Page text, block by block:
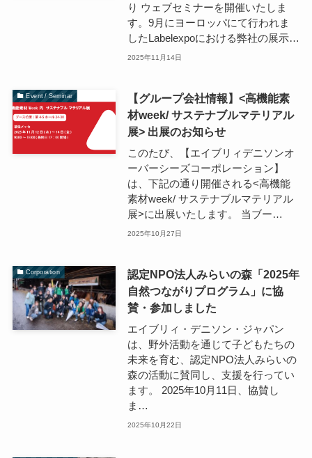
り ウェブセミナーを開催いたしま
す。9月にヨーロッパにて行われま
したLabelexpoにおける弊社の展示…
2025年11月14日
Event / Seminar
【グループ会社情報】<高機能素
材week/ サステナブルマテリアル
展> 出展のお知らせ
このたび、【エイブリィデニソンオ
ーバーシーズコーポレーション】
は、下記の通り開催される<高機能
素材week/ サステナブルマテリアル
展>に出展いたします。 当ブー…
2025年10月27日
Corporation
認定NPO法人みらいの森「2025年
自然つながりプログラム」に協
賛・参加しました
エイブリィ・デニソン・ジャパン
は、野外活動を通じて子どもたちの
未来を育む、認定NPO法人みらいの
森の活動に賛同し、支援を行ってい
ます。 2025年10月11日、協賛し
ま…
2025年10月22日